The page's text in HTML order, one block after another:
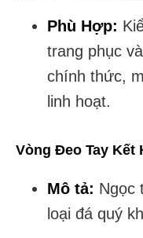
Phù Hợp:
trang phục
chính thức,
linh hoạt.
Vòng Đeo Tay Kết
Mô tả: Ngọc
loại đá quý